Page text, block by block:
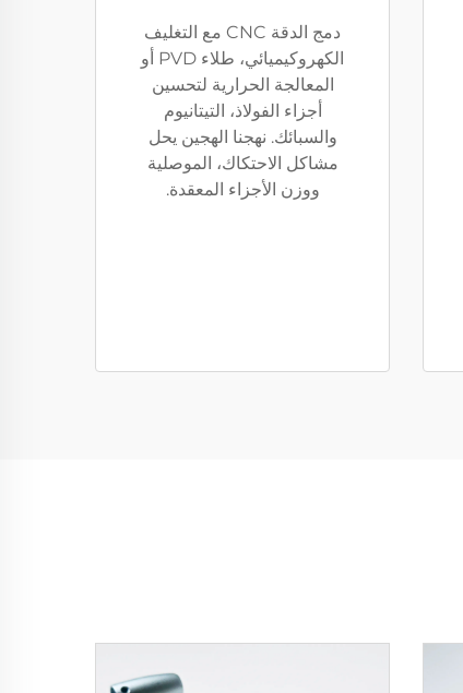
دمج الدقة CNC مع التغليف
الكهروكيميائي، طلاء PVD أو
المعالجة الحرارية لتحسين
أجزاء الفولاذ، التيتانيوم
والسبائك. نهجنا الهجين يحل
مشاكل الاحتكاك، الموصلية
ووزن الأجزاء المعقدة.